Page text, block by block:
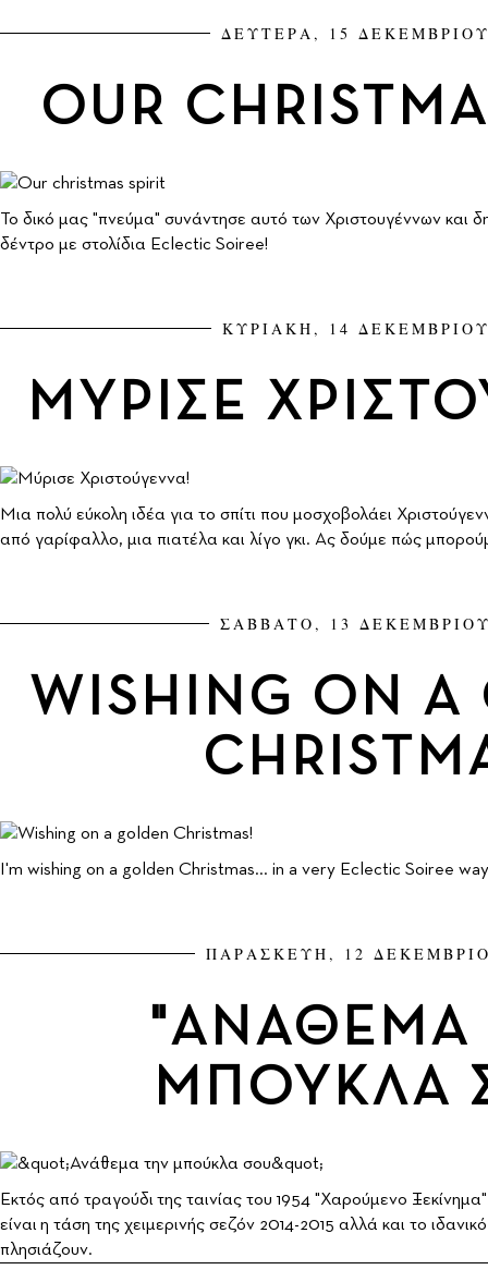
ΔΕΥΤΕΡΑ, 15
OUR
To δικό μας "πνεύμα" συνάντησε αυτό των Χριστουγέννων και
δέντρο με στολίδια Eclectic Soiree!
ΚΥΡΙΑΚΗ, 14 ΔΕΚΕΜΒΡΙΟΥ
ΜΥΡΙΣΕ
Μια πολύ εύκολη ιδέα για το σπίτι που μοσχοβολάει
από γαρίφαλλο, μια πιατέλα και λίγο γκι. Ας δούμε πώς
ΣΑΒΒΑΤΟ, 13
WISHING ON A
I'm wishing on a golden Christmas... in a very Eclectic Soiree
ΠΑΡΑΣΚΕΥΗ, 12
"ΑΝΑΘΕΜΑ
ΜΠΟΥΚΛΑ
Εκτός από τραγούδι της ταινίας του 1954 "Χαρούμενο
είναι η τάση της χειμερινής σεζόν 2014-2015 αλλά και το
πλησιάζουν.